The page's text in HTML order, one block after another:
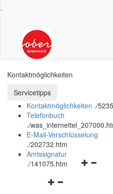
.
Kontaktmöglichkeiten
Servicetipps öffnen und schließen
Servicetipps
Kontaktmöglichkeiten ./
Telefonbuch
./
E-Mail-Verschlüsselung
./202732.htm
Amtssignatur
./141075.htm
Navigationsmenü